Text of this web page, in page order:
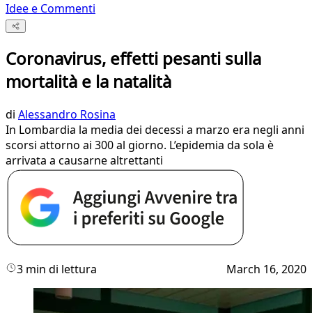
Idee e Commenti
Coronavirus, effetti pesanti sulla
mortalità e la natalità
di Alessandro Rosina
In Lombardia la media dei decessi a marzo era negli anni
scorsi attorno ai 300 al giorno. L’epidemia da sola è
arrivata a causarne altrettanti
3 min di lettura March 16, 2020